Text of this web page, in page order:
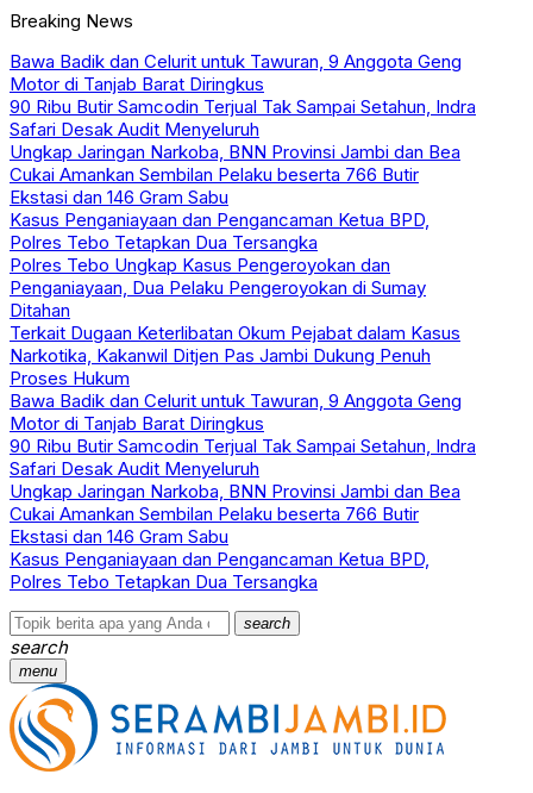
Breaking News
Bawa Badik dan Celurit untuk Tawuran, 9 Anggota Geng
Motor di Tanjab Barat Diringkus
90 Ribu Butir Samcodin Terjual Tak Sampai Setahun, Indra
Safari Desak Audit Menyeluruh
Ungkap Jaringan Narkoba, BNN Provinsi Jambi dan Bea
Cukai Amankan Sembilan Pelaku beserta 766 Butir
Ekstasi dan 146 Gram Sabu
Kasus Penganiayaan dan Pengancaman Ketua BPD,
Polres Tebo Tetapkan Dua Tersangka
Polres Tebo Ungkap Kasus Pengeroyokan dan
Penganiayaan, Dua Pelaku Pengeroyokan di Sumay
Ditahan
Terkait Dugaan Keterlibatan Okum Pejabat dalam Kasus
Narkotika, Kakanwil Ditjen Pas Jambi Dukung Penuh
Proses Hukum
Bawa Badik dan Celurit untuk Tawuran, 9 Anggota Geng
Motor di Tanjab Barat Diringkus
90 Ribu Butir Samcodin Terjual Tak Sampai Setahun, Indra
Safari Desak Audit Menyeluruh
Ungkap Jaringan Narkoba, BNN Provinsi Jambi dan Bea
Cukai Amankan Sembilan Pelaku beserta 766 Butir
Ekstasi dan 146 Gram Sabu
Kasus Penganiayaan dan Pengancaman Ketua BPD,
Polres Tebo Tetapkan Dua Tersangka
search
search
menu